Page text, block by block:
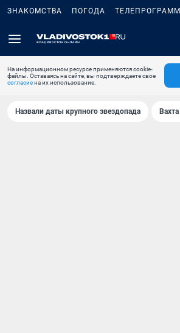
ЗНАКОМСТВА ПОГОДА
На информационном ресурсе применяются cookie-
файлы. Оставаясь на сайте, вы подтверждаете свое
согласиена их использование.
Назвали даты крупного звездопада